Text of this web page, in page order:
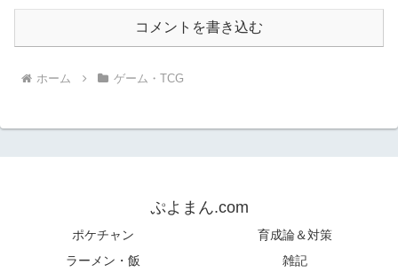
コメントを書き込む
ホーム ゲーム・TCG
ぷよまん.com
ポケチャン
育成論＆対策
ラーメン・飯
雑記